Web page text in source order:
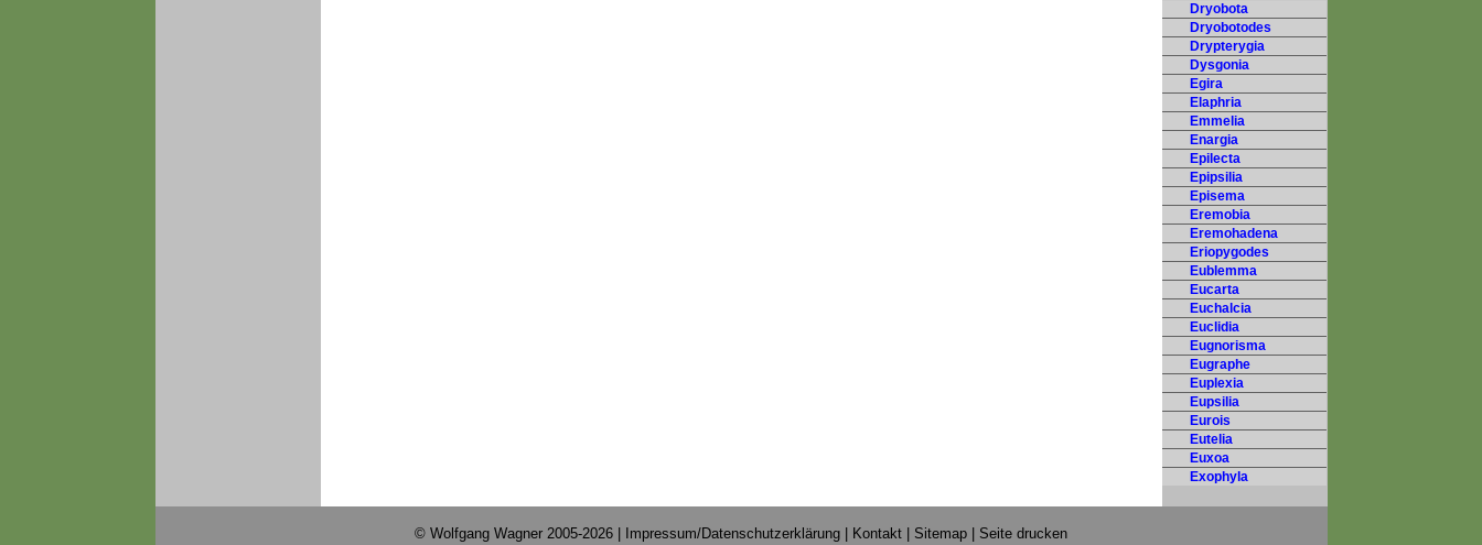
Dryobota
Dryobotodes
Drypterygia
Dysgonia
Egira
Elaphria
Emmelia
Enargia
Epilecta
Epipsilia
Episema
Eremobia
Eremohadena
Eriopygodes
Eublemma
Eucarta
Euchalcia
Euclidia
Eugnorisma
Eugraphe
Euplexia
Eupsilia
Eurois
Eutelia
Euxoa
Exophyla
© Wolfgang Wagner 2005-2026 | Impressum/Datenschutzerklärung Kontakt Sitemap Seite drucken